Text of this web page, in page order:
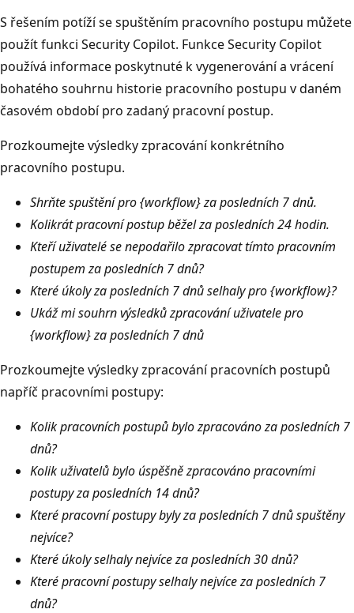
S řešením potíží se spuštěním pracovního postupu můžete
použít funkci Security Copilot. Funkce Security Copilot
používá informace poskytnuté k vygenerování a vrácení
bohatého souhrnu historie pracovního postupu v daném
časovém období pro zadaný pracovní postup.
Prozkoumejte výsledky zpracování konkrétního
pracovního postupu.
Shrňte spuštění pro {workflow} za posledních 7 dnů.
Kolikrát pracovní postup běžel za posledních 24 hodin.
Kteří uživatelé se nepodařilo zpracovat tímto pracovním
postupem za posledních 7 dnů?
Které úkoly za posledních 7 dnů selhaly pro {workflow}?
Ukáž mi souhrn výsledků zpracování uživatele pro
{workflow} za posledních 7 dnů
Prozkoumejte výsledky zpracování pracovních postupů
napříč pracovními postupy:
Kolik pracovních postupů bylo zpracováno za posledních 7
dnů?
Kolik uživatelů bylo úspěšně zpracováno pracovními
postupy za posledních 14 dnů?
Které pracovní postupy byly za posledních 7 dnů spuštěny
nejvíce?
Které úkoly selhaly nejvíce za posledních 30 dnů?
Které pracovní postupy selhaly nejvíce za posledních 7
dnů?